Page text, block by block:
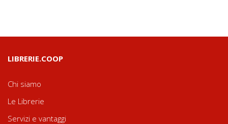
LIBRERIE.COOP
Chi siamo
Le Librerie
Servizi e vantaggi